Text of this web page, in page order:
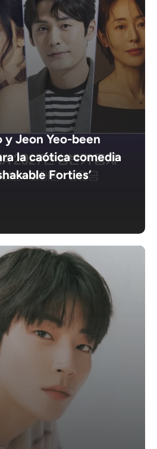
Jeon Yeo-been
la caótica comedia
Forties’